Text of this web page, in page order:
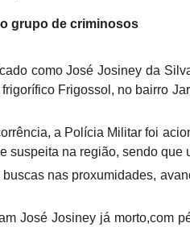
grupo de criminosos
como José Josiney da
Frigossol, no bairro
a Polícia Militar foi
suspeita na região, sendo
nas proxumidades,
José Josiney já morto,com